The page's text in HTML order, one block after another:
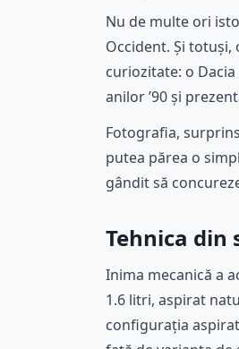
Nu de multe ori
Occident. Și
curiozitate: o
anilor ’90 și
Fotografia,
putea părea o
gândit să
Tehnica
Inima mecanică a
1.6 litri, aspirat
configurația